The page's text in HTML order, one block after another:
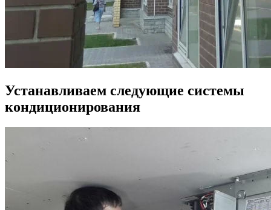
Устанавливаем следующие системы
кондиционирования